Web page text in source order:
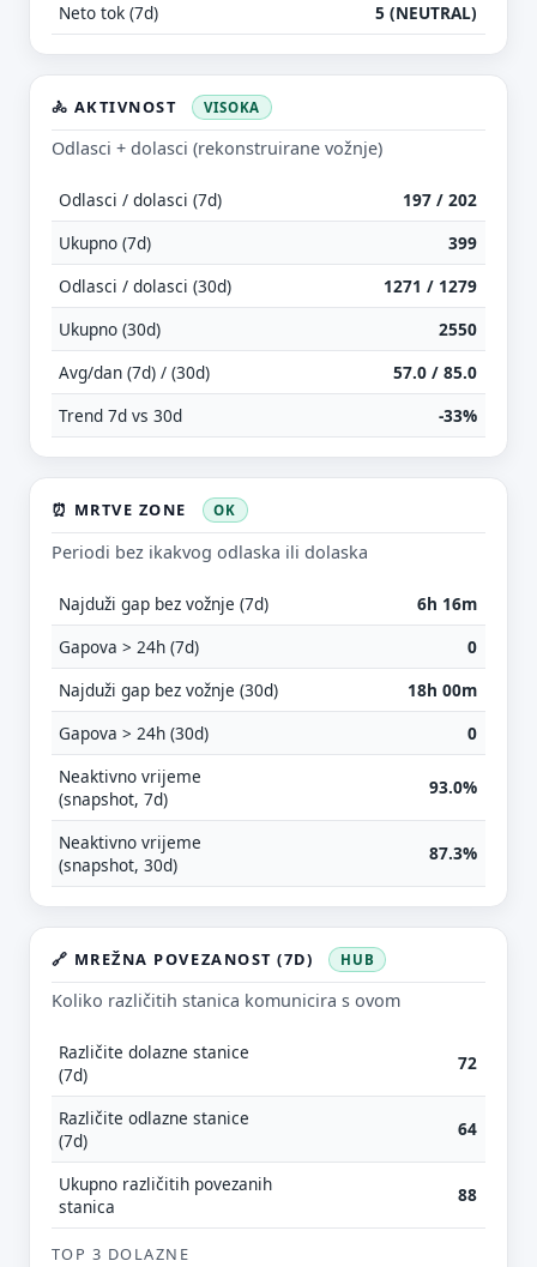
Neto tok (7d) 5 (NEUTRAL)
🚴 AKTIVNOST VISOKA
Odlasci + dolasci (rekonstruirane vožnje)
Odlasci / dolasci (7d)
197 / 202
Ukupno (7d)
399
Odlasci / dolasci (30d)
1271 / 1279
Ukupno (30d)
2550
Avg/dan (7d) / (30d)
57.0 / 85.0
Trend 7d vs 30d
-33%
⏰ MRTVE ZONE OK
Periodi bez ikakvog odlaska ili dolaska
Najduži gap bez vožnje (7d)
6h 16m
Gapova > 24h (7d)
0
Najduži gap bez vožnje (30d)
18h 00m
Gapova > 24h (30d)
0
Neaktivno vrijeme
(snapshot, 7d)
93.0%
Neaktivno vrijeme
(snapshot, 30d)
87.3%
🔗 MREŽNA POVEZANOST (7D) HUB
Koliko različitih stanica komunicira s ovom
Različite dolazne stanice
(7d)
72
Različite odlazne stanice
(7d)
64
Ukupno različitih povezanih
stanica
88
TOP 3 DOLAZNE
Predloži poboljšanje ove stranice
Što bi ti ovdje bilo korisno? Koje pitanje želiš da ova
stranica može odgovoriti? (npr. “kada je
najpraznije?”, “što znači ovaj skok?”, “što još
usporediti?”)
Prijava problema
Tvoj prijedlog
E-mail (opcionalno)